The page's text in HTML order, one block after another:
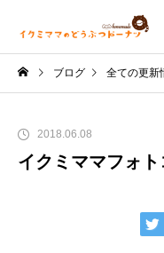
ブログ 全ての更新
2018.06.08
イクミママフォ